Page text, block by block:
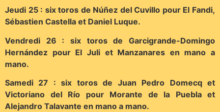
Jeudi 25 : six toros de Núñez del Cuvillo pour El Fandi,
Sébastien Castella et Daniel Luque.
Vendredi 26 : six toros de Garcigrande-Domingo
Hernández pour El Juli et Manzanares en mano a
mano.
Samedi 27 : six toros de Juan Pedro Domecq et
Victoriano del Río pour Morante de la Puebla et
Alejandro Talavante en mano a mano.